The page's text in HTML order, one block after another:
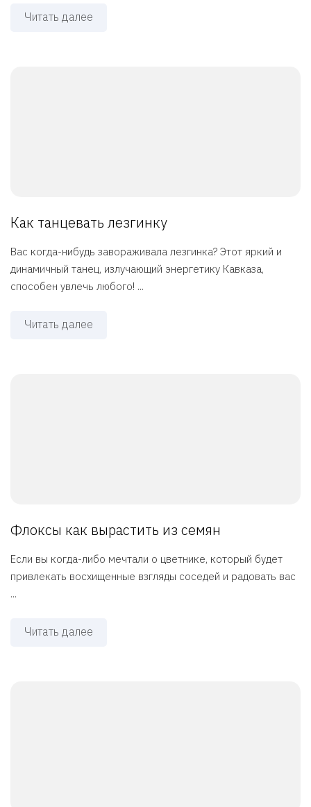
Читать далее
Как танцевать лезгинку
Вас когда-нибудь завораживала лезгинка? Этот яркий и
динамичный танец, излучающий энергетику Кавказа,
способен увлечь любого! ...
Читать далее
Флоксы как вырастить из семян
Если вы когда-либо мечтали о цветнике, который будет
привлекать восхищенные взгляды соседей и радовать вас
...
Читать далее